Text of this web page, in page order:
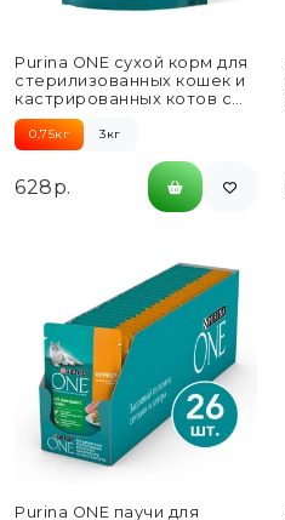
Purina ONE сухой корм для
стерилизованных кошек и
кастрированных котов с
говядиной и пшеницей...
0,75кг 3кг
628р.
Purina ONE паучи для